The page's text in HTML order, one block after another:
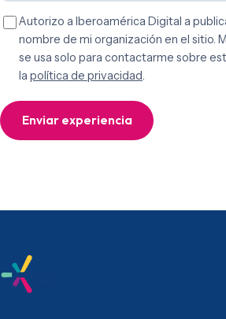
Autorizo a Iberoamérica Digital a
nombre de mi organización en el sitio.
se usa solo para contactarme sobre
la política de privacidad.
Enviar experiencia